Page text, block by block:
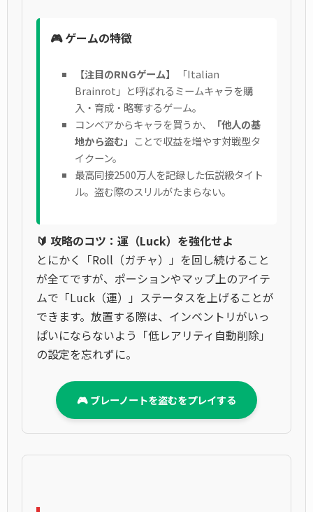
🎮 ゲームの特徴
【注目のRNGゲーム】
「Italian
Brainrot」と呼ばれるミームキャラを購
入・育成・略奪するゲーム。
コンベアからキャラを買うか、
「他人の基
地から盗む」 ことで収益を増やす対戦型タ
イクーン。
最高同接2500万人を記録した伝説級タイト
ル。盗む際のスリルがたまらない。
🔰 攻略のコツ：運（Luck）を強化せよ
とにかく「Roll（ガチャ）」を回し続けること
が全てですが、ポーションやマップ上のアイテ
ムで「Luck（運）」ステータスを上げることが
できます。放置する際は、インベントリがいっ
ぱいにならないよう「低レアリティ自動削除」
の設定を忘れずに。
🎮 ブレーノートを盗むをプレイする